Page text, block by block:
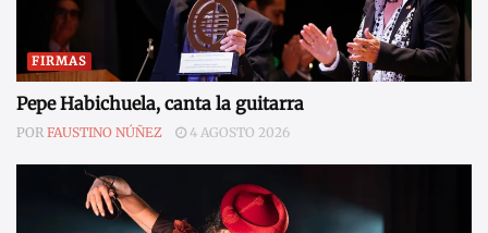
FIRMAS
Pepe Habichuela, canta la guitarra
POR FAUSTINO NÚÑEZ 4 AGOSTO 2026